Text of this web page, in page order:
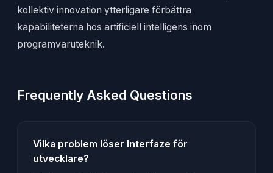
kollektiv innovation ytterligare förbättra
kapabiliteterna hos artificiell intelligens inom
programvaruteknik.
Frequently Asked Questions
Vilka problem löser Interfaze för
utvecklare?